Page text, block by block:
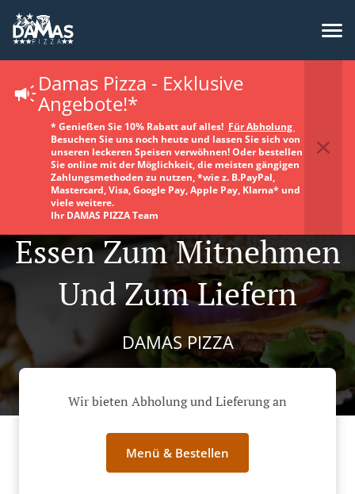
Damas Pizza - Exklusive
Angebote!*
* Genießen Sie 10% Rabatt auf alles! Für Abholung
Besuchen Sie uns noch heute und lassen Sie sich von
unseren leckeren Speisen verwöhnen! Oder bestellen
Sie online mit der Möglichkeit, die meisten gängigen
Zahlungsmethoden zu nutzen, *wie z. B.PayPal,
Mastercard, Visa, Google Pay, Apple Pay, Klarna* und
viele weitere.
Ihr DAMAS PIZZA Team
Essen Zum Mitnehmen
Und Zum Liefern
DAMAS PIZZA
Wir bieten Abholung und Lieferung an
Menü & Bestellen